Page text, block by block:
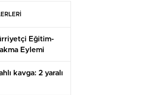
Eğitim-
Eylemi
kavga: 2 yaralı